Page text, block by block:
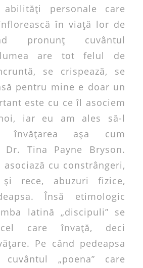
abilităţi personale care
în viaţă lor de
pronunţ cuvântul
lumea are tot felul de
se crispează, se
pentru mine e doar un
este cu ce îl asociem
iar eu am ales să-l
învăţarea aşa cum
Dr. Tina Payne Bryson.
cu constrângeri,
rece, abuzuri fizice,
Însă etimologic
latină „discipuli” se
care învaţă, deci
Pe când pedeapsa
„poena” care